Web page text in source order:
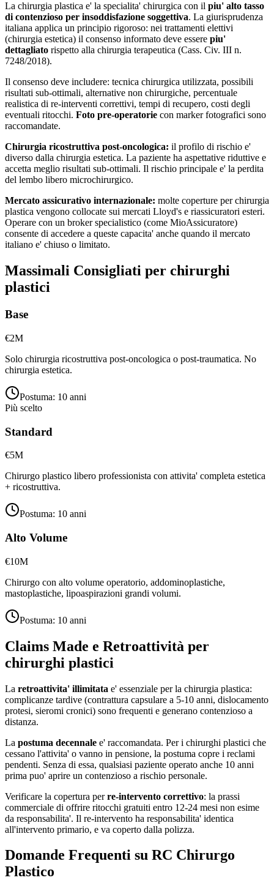
La chirurgia plastica e' la specialita' chirurgica con il piu' alto tasso
di contenzioso per insoddisfazione soggettiva. La giurisprudenza
italiana applica un principio rigoroso: nei trattamenti elettivi
(chirurgia estetica) il consenso informato deve essere piu'
dettagliato rispetto alla chirurgia terapeutica (Cass. Civ. III n.
7248/2018).
Il consenso deve includere: tecnica chirurgica utilizzata, possibili
risultati sub-ottimali, alternative non chirurgiche, percentuale
realistica di re-interventi correttivi, tempi di recupero, costi degli
eventuali ritocchi. Foto pre-operatorie con marker fotografici sono
raccomandate.
Chirurgia ricostruttiva post-oncologica: il profilo di rischio e'
diverso dalla chirurgia estetica. La paziente ha aspettative riduttive e
accetta meglio risultati sub-ottimali. Il rischio principale e' la perdita
del lembo libero microchirurgico.
Mercato assicurativo internazionale: molte coperture per chirurgia
plastica vengono collocate sui mercati Lloyd's e riassicuratori esteri.
Operare con un broker specialistico (come MioAssicuratore)
consente di accedere a queste capacita' anche quando il mercato
italiano e' chiuso o limitato.
Massimali Consigliati per chirurghi
plastici
Base
€2M
Solo chirurgia ricostruttiva post-oncologica o post-traumatica. No
chirurgia estetica.
Postuma: 10 anni
Più scelto
Standard
€5M
Chirurgo plastico libero professionista con attivita' completa estetica
+ ricostruttiva.
Postuma: 10 anni
Alto Volume
€10M
Chirurgo con alto volume operatorio, addominoplastiche,
mastoplastiche, lipoaspirazioni grandi volumi.
Postuma: 10 anni
Claims Made e Retroattività per
chirurghi plastici
La retroattivita' illimitata e' essenziale per la chirurgia plastica:
complicanze tardive (contrattura capsulare a 5-10 anni, dislocamento
protesi, sieromi cronici) sono frequenti e generano contenzioso a
distanza.
La postuma decennale e' raccomandata. Per i chirurghi plastici che
cessano l'attivita' o vanno in pensione, la postuma copre i reclami
pendenti. Senza di essa, qualsiasi paziente operato anche 10 anni
prima puo' aprire un contenzioso a rischio personale.
Verificare la copertura perre-intervento correttivo: la prassi
commerciale di offrire ritocchi gratuiti entro 12-24 mesi non esime
da responsabilita'. Il re-intervento ha responsabilita' identica
all'intervento primario, e va coperto dalla polizza.
Domande Frequenti su RC Chirurgo
Plastico